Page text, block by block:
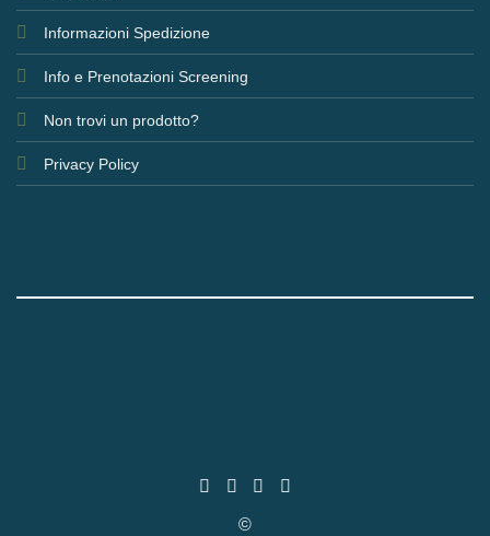
Informazioni Spedizione
Info e Prenotazioni Screening
Non trovi un prodotto?
Privacy Policy
©